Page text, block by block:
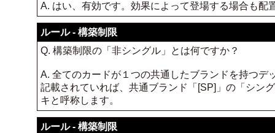
A. はい、有効です。効果によって登場する場合も
ルール - 構築制限
Q. 構築制限の「非シングル」とは何ですか？
A. 全てのカードが１つの共通したブランドを持つ
記載されていれば、共通ブランド「[SP]」の「シン
キと呼称します。
ルール - 構築制限